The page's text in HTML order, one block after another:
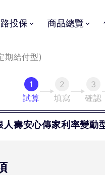
投保 商品總覽
期給付型)
1
試算
2
填寫
3
確認
人壽安心傳家利率變動